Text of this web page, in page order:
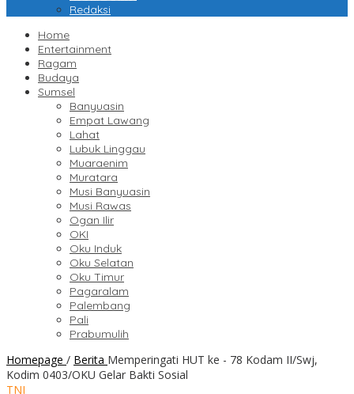
Redaksi
Home
Entertainment
Ragam
Budaya
Sumsel
Banyuasin
Empat Lawang
Lahat
Lubuk Linggau
Muaraenim
Muratara
Musi Banyuasin
Musi Rawas
Ogan Ilir
OKI
Oku Induk
Oku Selatan
Oku Timur
Pagaralam
Palembang
Pali
Prabumulih
Homepage / Berita Memperingati HUT ke - 78 Kodam II/Swj,
Kodim 0403/OKU Gelar Bakti Sosial
TNI